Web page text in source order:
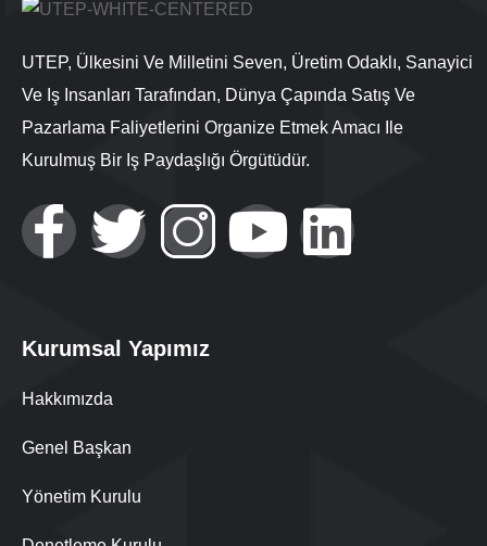
UTEP, Ülkesini Ve Milletini Seven, Üretim Odaklı, Sanayici
Ve Iş Insanları Tarafından, Dünya Çapında Satış Ve
Pazarlama Faliyetlerini Organize Etmek Amacı Ile
Kurulmuş Bir Iş Paydaşlığı Örgütüdür.
Kurumsal Yapımız
Hakkımızda
Genel Başkan
Yönetim Kurulu